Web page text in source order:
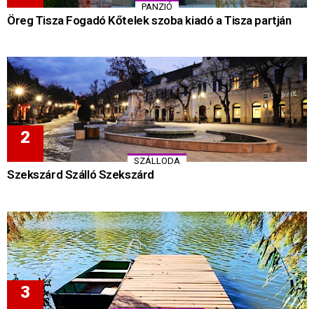
PANZIÓ
Öreg Tisza Fogadó Kőtelek szoba kiadó a Tisza partján
SZÁLLODA
Szekszárd Szálló Szekszárd